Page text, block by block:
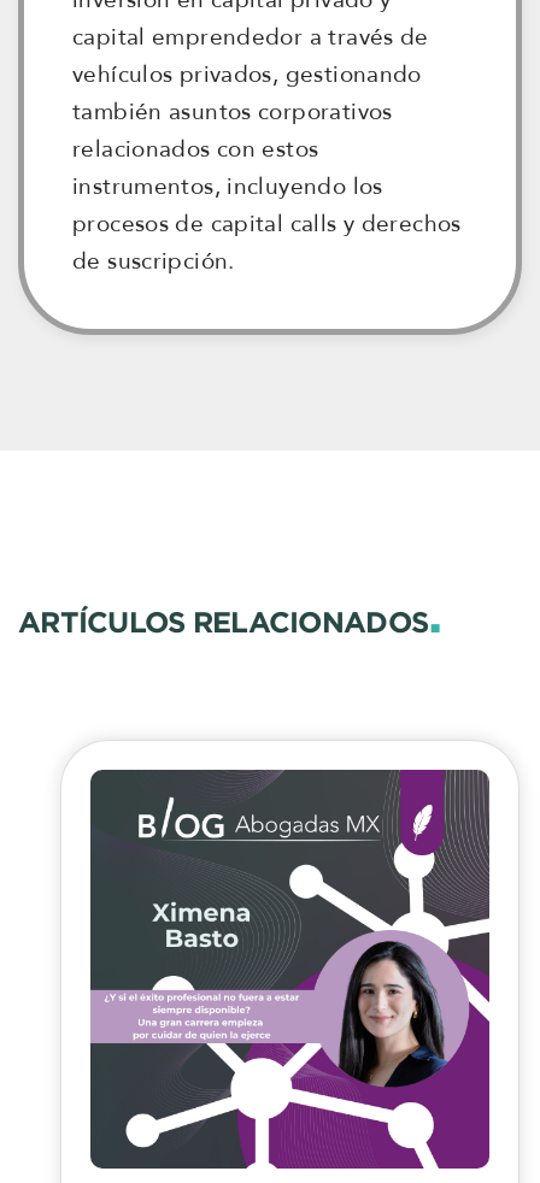
capital emprendedor a través de
vehículos privados, gestionando
también asuntos corporativos
relacionados con estos
instrumentos, incluyendo los
procesos de capital calls y derechos
de suscripción.
ARTÍCULOS RELACIONADOS.